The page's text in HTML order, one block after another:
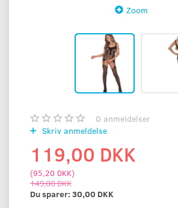
Zoom
0 anmeldelser
Skriv anmeldelse
119,00 DKK
(95,20 DKK)
149,00 DKK
Du sparer: 30,00 DKK